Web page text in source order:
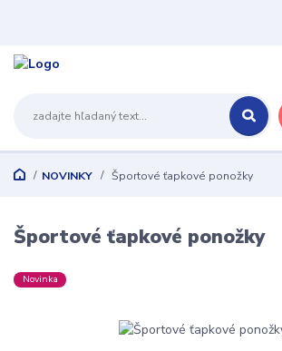
NOVINKY Športové ťapkové ponožky
Športové ťapkové ponožky
Novinka